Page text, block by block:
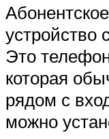
устройство
Это
которая
рядом с
можно